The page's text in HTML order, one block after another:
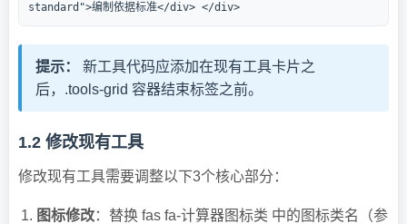
standard">编制依据标准</div> </div>
提示：
新工具代码应添加在现有工具卡片之
后， .tools-grid 容器结束标签之前。
1.2 修改现有工具
修改现有工具需要调整以下3个核心部分：
图标修改：替换 fas fa-计算器图标类 中的图标类名（参